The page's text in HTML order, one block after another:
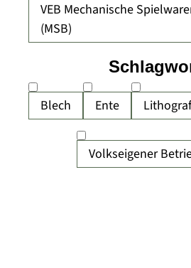
VEB Mechanische
(MSB)
Blech Ente
Volkseigener